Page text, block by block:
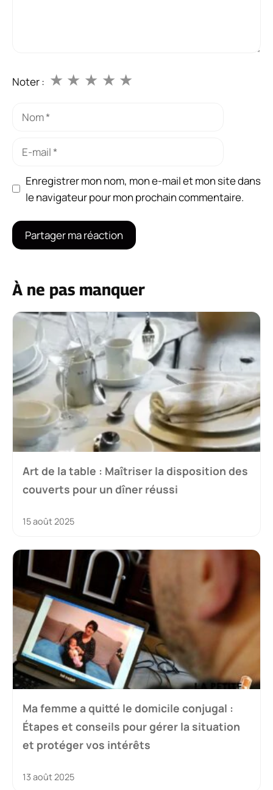
Noter : ★
★
★
★
★
Nom
Enregistrer mon nom, mon e-mail et mon site dans
le navigateur pour mon prochain commentaire.
À ne pas manquer
Art de la table : Maîtriser la disposition des
couverts pour un dîner réussi
15 août 2025
Ma femme a quitté le domicile conjugal :
Étapes et conseils pour gérer la situation
et protéger vos intérêts
13 août 2025